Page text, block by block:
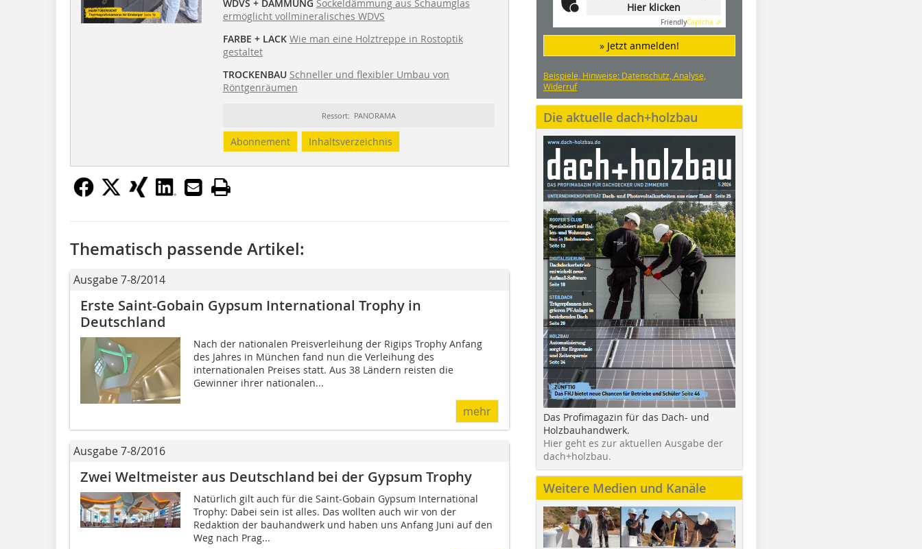
WDVS + DÄMMUNG Sockeldämmung aus Schaumglas
ermöglicht vollmineralisches WDVS
FARBE + LACK Wie man eine Holztreppe in Rostoptik
gestaltet
TROCKENBAU Schneller und flexibler Umbau von
Röntgenräumen
Ressort: PANORAMA
Abonnement Inhaltsverzeichnis
Thematisch passende Artikel:
Ausgabe 7-8/2014
Erste Saint-Gobain Gypsum International Trophy in
Deutschland
Nach der nationalen Preisverleihung der Rigips Trophy Anfang
des Jahres in München fand nun die Verleihung des
internationalen Preises statt. Aus 38 Ländern reisten die
Gewinner ihrer nationalen...
mehr
Ausgabe 7-8/2016
Zwei Weltmeister aus Deutschland bei der Gypsum Trophy
Natürlich gilt auch für die Saint-Gobain Gypsum International
Trophy: Dabei sein ist alles. Das wollten auch wir von der
Redaktion der bauhandwerk und haben uns Anfang Juni auf den
Weg nach Prag...
Hier klicken
FriendlyCaptcha ⇗
» Jetzt anmelden!
Beispiele, Hinweise: Datenschutz, Analyse,
Widerruf
Die aktuelle dach+holzbau
Das Profimagazin für das Dach- und
Holzbauhandwerk.
Hier geht es zur aktuellen Ausgabe der
dach+holzbau.
Weitere Medien und Kanäle